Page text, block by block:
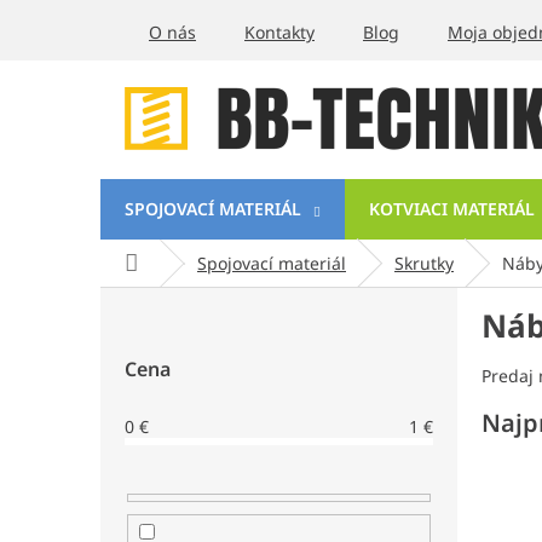
O nás Kontakty Blog Moja
SPOJOVACÍ MATERIÁL KOTVIACI MATERIÁL
DomovSpojovací materiál Skrutky
Cena
0 € 1 €
Predaj